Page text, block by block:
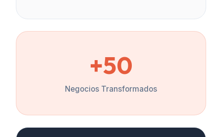
+50
Negocios Transformados